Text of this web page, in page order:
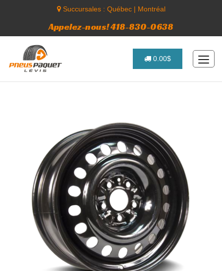
Succursales : Québec| Montréal
Appelez-nous! 418-830-0638
0.00$